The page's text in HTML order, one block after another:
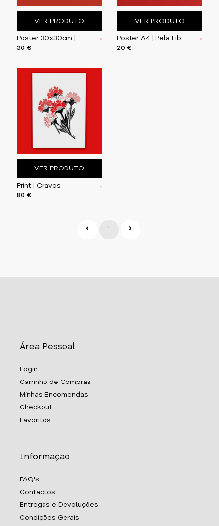
VER PRODUTO
Poster 30x30cm | Ler | imprimir
30 €
VER PRODUTO
Poster A4 | Pela Liberdade: Respirações 5, Bárbara R.
20 €
VER PRODUTO
Print | Cravos
80 €
1
Área Pessoal
Login
Carrinho de Compras
Minhas Encomendas
Checkout
Favoritos
Informação
FAQ's
Contactos
Entregas e Devoluções
Condições Gerais